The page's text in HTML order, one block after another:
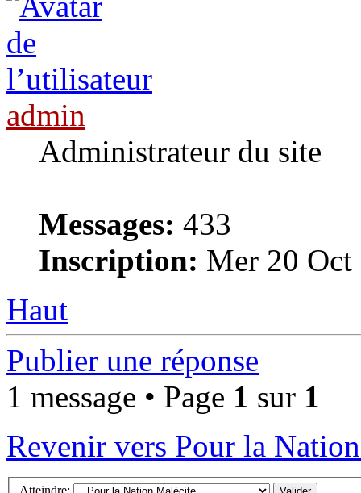
admin
Administrateur du site
Messages: 433
Inscription: Mer 20 Oct
Haut
Publier une réponse
1 message • Page 1 sur 1
Revenir vers Pour la